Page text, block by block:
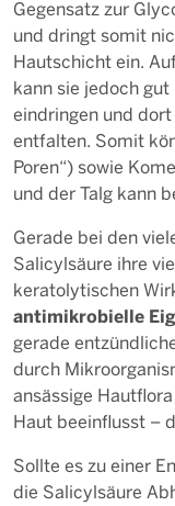
Gegensatz zur
und dringt somit
Hautschicht ein.
kann sie jedoch
eindringen und
entfalten. Somit
Poren“) sowie
und der Talg kann
Gerade bei den
Salicylsäure ihre
keratolytischen
antimikrobielle
gerade
durch
ansässige
Haut beeinflusst –
Sollte es zu einer
die Salicylsäure